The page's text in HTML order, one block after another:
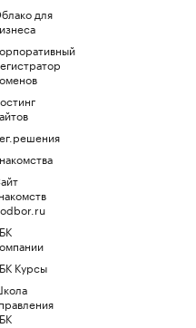
для
Курсы